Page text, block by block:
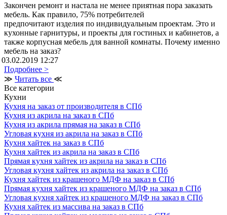
Закончен ремонт и настала не менее приятная пора заказать
мебель. Как правило, 75% потребителей
предпочитают изделия по индивидуальным проектам. Это и
кухонные гарнитуры, и проекты для гостиных и кабинетов, а
также корпусная мебель для ванной комнаты. Почему именно
мебель на заказ?
03.02.2019 12:27
Подробнее >
≫ Читать все ≪
Все категории
Кухни
Кухня на заказ от производителя в СПб
Кухня из акрила на заказ в СПб
Кухня из акрила прямая на заказ в СПб
Угловая кухня из акрила на заказ в СПб
Кухня хайтек на заказ в СПб
Кухня хайтек из акрила на заказ в СПб
Прямая кухня хайтек из акрила на заказ в СПб
Угловая кухня хайтек из акрила на заказ в СПб
Кухня хайтек из крашеного МДФ на заказ в СПб
Прямая кухня хайтек из крашеного МДФ на заказ в СПб
Угловая кухня хайтек из крашеного МДФ на заказ в СПб
Кухня хайтек из массива на заказ в СПб